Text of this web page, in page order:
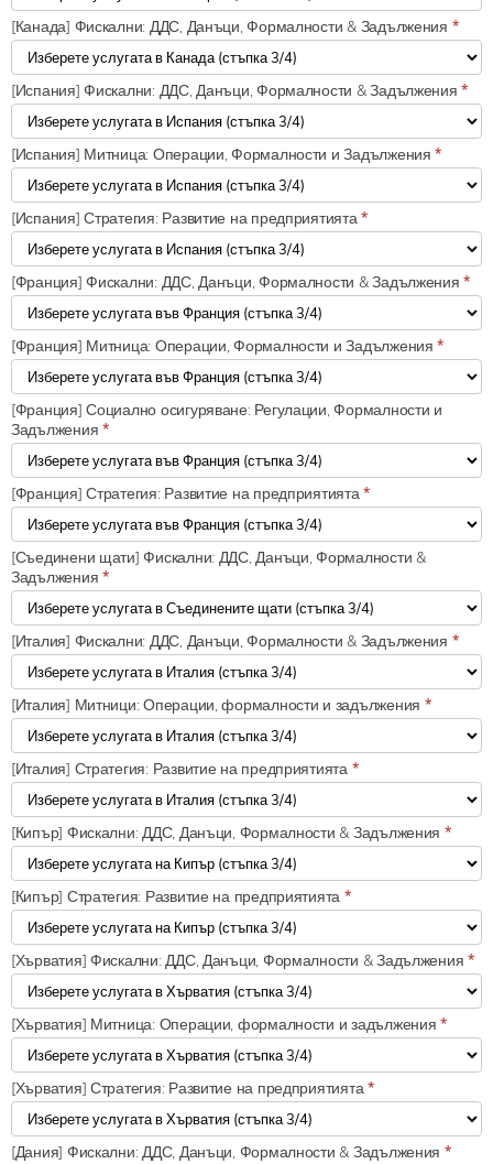
[Канада] Фискални: ДДС, Данъци, Формалности & Задължения *
[Испания] Фискални: ДДС, Данъци, Формалности & Задължения*
[Испания] Митница: Операции, Формалности и Задължения*
[Испания] Стратегия: Развитие на предприятията*
[Франция] Фискални: ДДС, Данъци, Формалности & Задължения*
[Франция] Митница: Операции, Формалности и Задължения*
[Франция] Социално осигуряване: Регулации, Формалности и
Задължения*
[Франция] Стратегия: Развитие на предприятията*
[Съединени щати] Фискални: ДДС, Данъци, Формалности &
Задължения*
[Италия] Фискални: ДДС, Данъци, Формалности & Задължения *
[Италия] Митници: Операции, формалности и задължения *
[Италия] Стратегия: Развитие на предприятията *
[Кипър] Фискални: ДДС, Данъци, Формалности & Задължения *
[Кипър] Стратегия: Развитие на предприятията *
[Хърватия] Фискални: ДДС, Данъци, Формалности & Задължения*
[Хърватия] Митница: Операции, формалности и задължения*
[Хърватия] Стратегия: Развитие на предприятията*
[Дания] Фискални: ДДС, Данъци, Формалности & Задължения *